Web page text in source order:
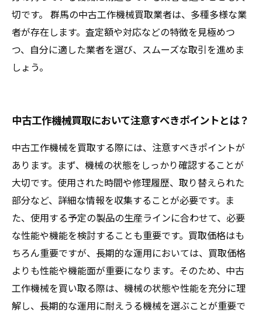
切です。 群馬の中古工作機械買取業者は、多種多様な業
者が存在します。査定額や対応などの特徴を見極めつ
つ、自分に適した業者を選び、スムーズな取引を進めま
しょう。
中古工作機械買取において注意すべきポイントとは？
中古工作機械を買取する際には、注意すべきポイントが
あります。まず、機械の状態をしっかり確認することが
大切です。使用された時間や修理履歴、取り替えられた
部分など、詳細な情報を収集することが必要です。ま
た、使用する予定の製品の生産ラインに合わせて、必要
な性能や機能を検討することも重要です。買取価格はも
ちろん重要ですが、長期的な運用においては、買取価格
よりも性能や機能面が重要になります。そのため、中古
工作機械を買い取る際は、機械の状態や性能を充分に理
解し、長期的な運用に耐えうる機械を選ぶことが重要で